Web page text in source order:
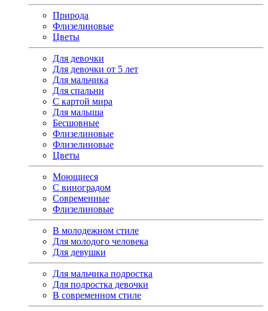
Природа
Флизелиновые
Цветы
Для девочки
Для девочки от 5 лет
Для мальчика
Для спальни
С картой мира
Для малыша
Бесшовные
Флизелиновые
Флизелиновые
Цветы
Моющиеся
С виноградом
Современные
Флизелиновые
В молодежном стиле
Для молодого человека
Для девушки
Для мальчика подростка
Для подростка девочки
В современном стиле